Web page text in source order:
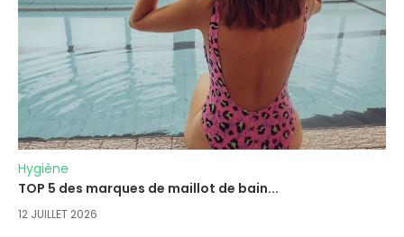
Hygiène
TOP 5 des marques de maillot de bain...
12 JUILLET 2026